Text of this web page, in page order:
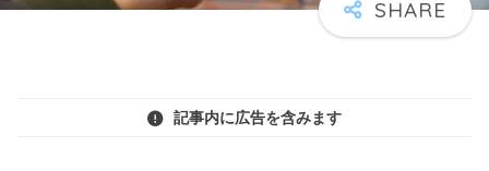
記事内に広告を含みます